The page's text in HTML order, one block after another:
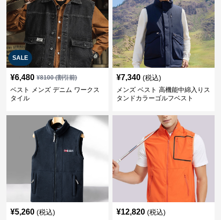
SALE
¥6,480 ¥8100(割引前)
ベスト メンズ デニム ワークス
タイル
¥7,340 (税込)
メンズ ベスト 高機能中綿入りス
タンドカラーゴルフベスト
¥5,260 (税込) ¥12,820 (税込)